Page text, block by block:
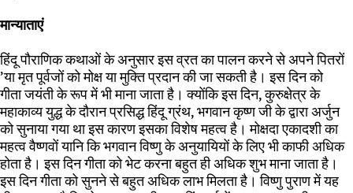
मान्याताएं
हिंदू पौराणिक कथाओं के अनुसार इस व्रत का पालन करने से अपने पितरों
’या मृत पूर्वजों को मोक्ष या मुक्ति प्रदान की जा सकती है। इस दिन को
गीता जयंती के रूप में भी माना जाता है। क्योंकि इस दिन, कुरुक्षेत्र के
महाकाव्य युद्ध के दौरान प्रसिद्ध हिंदू ग्रंथ, भगवान कृष्ण जी के द्वारा अर्जुन
को सुनाया गया था इस कारण इसका विशेष महत्व है। मोक्षदा एकादशी का
महत्व वैष्णवों यानि कि भगवान विष्णु के अनुयायियों के लिए भी काफी अधिक
होता है। इस दिन गीता को भेट करना बहुत ही अधिक शुभ माना जाता है।
इस दिन गीता को सुनने से बहुत अधिक लाभ मिलता है। विष्णु पुराण में यह